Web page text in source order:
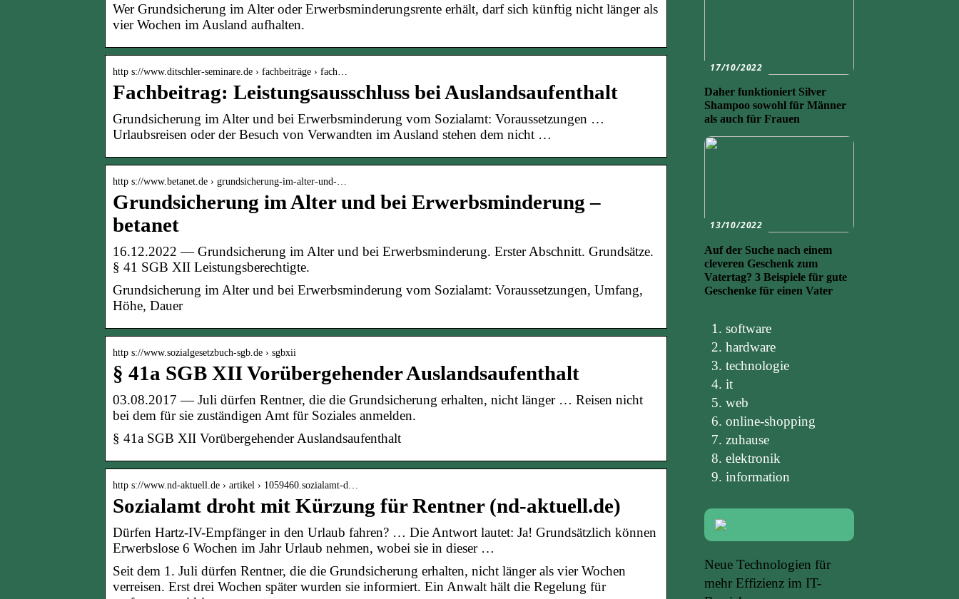
Wer Grundsicherung im Alter oder Erwerbsminderungsrente erhält, darf sich künftig nicht länger als
vier Wochen im Ausland aufhalten.
http s://www.ditschler-seminare.de › fachbeiträge › fach…
Fachbeitrag: Leistungsausschluss bei Auslandsaufenthalt
Grundsicherung im Alter und bei Erwerbsminderung vom Sozialamt: Voraussetzungen …
Urlaubsreisen oder der Besuch von Verwandten im Ausland stehen dem nicht …
http s://www.betanet.de › grundsicherung-im-alter-und-…
Grundsicherung im Alter und bei Erwerbsminderung –
betanet
16.12.2022 — Grundsicherung im Alter und bei Erwerbsminderung. Erster Abschnitt. Grundsätze.
§ 41 SGB XII Leistungsberechtigte.
Grundsicherung im Alter und bei Erwerbsminderung vom Sozialamt: Voraussetzungen, Umfang,
Höhe, Dauer
http s://www.sozialgesetzbuch-sgb.de › sgbxii
§ 41a SGB XII Vorübergehender Auslandsaufenthalt
03.08.2017 — Juli dürfen Rentner, die die Grundsicherung erhalten, nicht länger … Reisen nicht
bei dem für sie zuständigen Amt für Soziales anmelden.
§ 41a SGB XII Vorübergehender Auslandsaufenthalt
http s://www.nd-aktuell.de › artikel › 1059460.sozialamt-d…
Sozialamt droht mit Kürzung für Rentner (nd-aktuell.de)
Dürfen Hartz-IV-Empfänger in den Urlaub fahren? … Die Antwort lautet: Ja! Grundsätzlich können
Erwerbslose 6 Wochen im Jahr Urlaub nehmen, wobei sie in dieser …
Seit dem 1. Juli dürfen Rentner, die die Grundsicherung erhalten, nicht länger als vier Wochen
verreisen. Erst drei Wochen später wurden sie informiert. Ein Anwalt hält die Regelung für
17/10/2022
Daher funktioniert Silver
Shampoo sowohl für Männer
als auch für Frauen
13/10/2022
Auf der Suche nach einem
cleveren Geschenk zum
Vatertag? 3 Beispiele für gute
Geschenke für einen Vater
software
hardware
technologie
it
web
online-shopping
zuhause
elektronik
information
Neue Technologien für
mehr Effizienz im IT-